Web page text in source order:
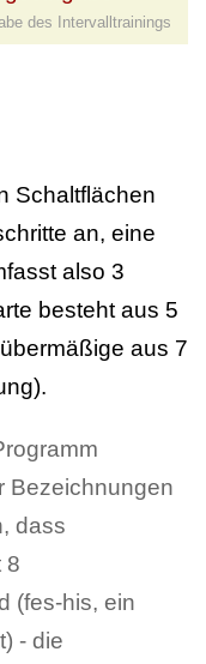
des Intervalltrainings
Schaltflächen
an, eine
also 3
besteht aus 5
aus 7
Bezeichnungen
dass
8
(fes-his, ein
- die